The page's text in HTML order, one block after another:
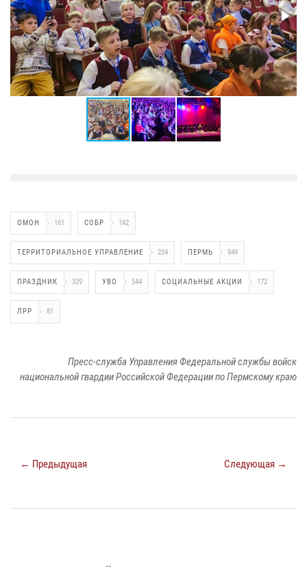
ОМОН 161 СОБР 192
ТЕРРИТОРИАЛЬНОЕ УПРАВЛЕНИЕ 234 ПЕРМЬ 949
ПРАЗДНИК 329 УВО 544 СОЦИАЛЬНЫЕ АКЦИИ 172
ЛРР 81
Пресс-служба Управления Федеральной службы войск
национальной гвардии Российской Федерации по Пермскому краю
← Предыдущая Следующая →